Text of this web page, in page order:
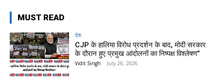
MUST READ
देश
CJP के हालिया विरोध प्रदर्शन के बाद, मोदी सरकार
के दौरान हुए प्रमुख आंदोलनों का निष्पक्ष विश्लेषण”
Vidit Singh - July 26, 2026